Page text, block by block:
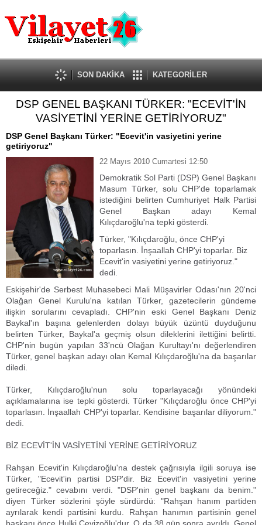
Güncel
Ekonomi
Politika
Eğitim
Spor
Kültür-Sanat
Röportaj
Tanıtım Yazısı
SON DAKİKA KATEGORİLER
DSP GENEL BAŞKANI TÜRKER: "ECEVİT'İN
VASİYETİNİ YERİNE GETİRİYORUZ"
DSP Genel Başkanı Türker: "Ecevit'in vasiyetini yerine
getiriyoruz"
22 Mayıs 2010 Cumartesi 12:50
Demokratik Sol Parti (DSP) Genel Başkanı
Masum Türker, solu CHP'de toparlamak
istediğini belirten Cumhuriyet Halk Partisi
Genel Başkan adayı Kemal
Kılıçdaroğlu'na tepki gösterdi.
Türker, "Kılıçdaroğlu, önce CHP'yi
toparlasın. İnşaallah CHP'yi toparlar. Biz
Ecevit'in vasiyetini yerine getiriyoruz."
dedi.
Eskişehir'de Serbest Muhasebeci Mali Müşavirler Odası'nın 20'nci
Olağan Genel Kurulu'na katılan Türker, gazetecilerin gündeme
ilişkin sorularını cevapladı. CHP'nin eski Genel Başkanı Deniz
Baykal'ın başına gelenlerden dolayı büyük üzüntü duyduğunu
belirten Türker, Baykal'a geçmiş olsun dileklerini ilettiğini belirtti.
CHP'nin bugün yapılan 33'ncü Olağan Kurultayı'nı değerlendiren
Türker, genel başkan adayı olan Kemal Kılıçdaroğlu'na da başarılar
diledi.
Türker, Kılıçdaroğlu'nun solu toparlayacağı yönündeki
açıklamalarına ise tepki gösterdi. Türker "Kılıçdaroğlu önce CHP'yi
toparlasın. İnşaallah CHP'yi toparlar. Kendisine başarılar diliyorum."
dedi.
BİZ ECEVİT'İN VASİYETİNİ YERİNE GETİRİYORUZ
Rahşan Ecevit'in Kılıçdaroğlu'na destek çağrısıyla ilgili soruya ise
Türker, "Ecevit'in partisi DSP'dir. Biz Ecevit'in vasiyetini yerine
getireceğiz." cevabını verdi. "DSP'nin genel başkanı da benim."
diyen Türker sözlerini şöyle sürdürdü: "Rahşan hanım partiden
ayrılarak kendi partisini kurdu. Rahşan hanımın partisinin genel